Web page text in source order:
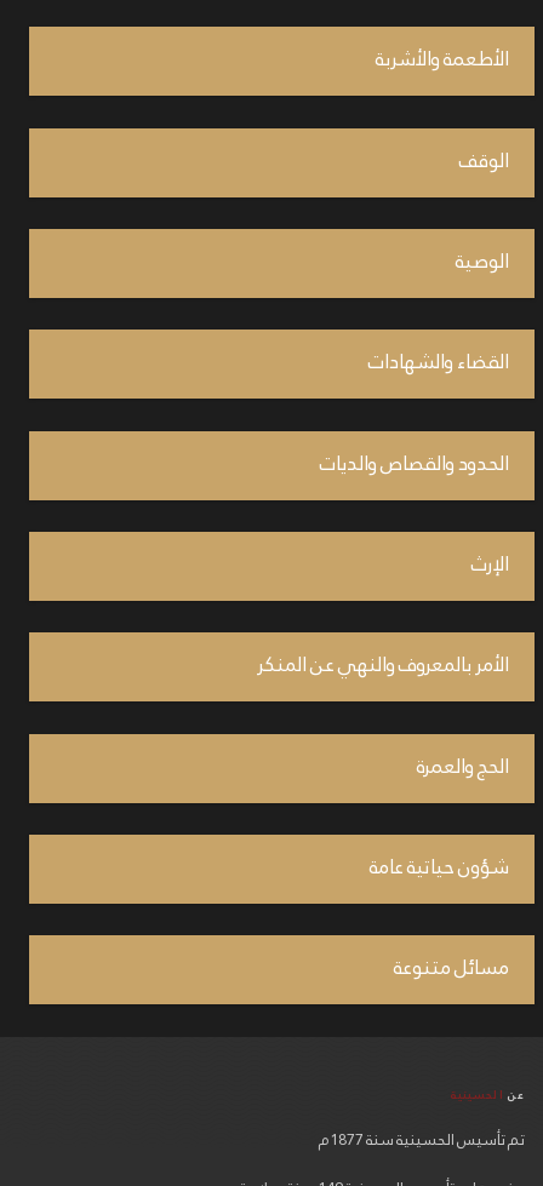
الأطعمة والأشربة
الوقف
الوصية
القضاء والشهادات
الحدود والقصاص والديات
الإرث
الأمر بالمعروف والنهي عن المنكر
الحج والعمرة
شؤون حياتية عامة
مسائل متنوعة
عن الحسينية
تم تأسيس الحسينية سنة 1877م